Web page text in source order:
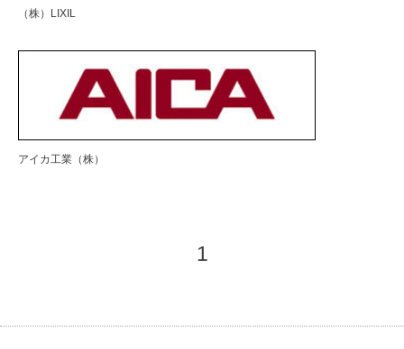
（株）LIXIL
アイカ工業（株）
1